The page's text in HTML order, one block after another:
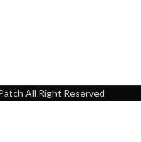
All Right Reserved